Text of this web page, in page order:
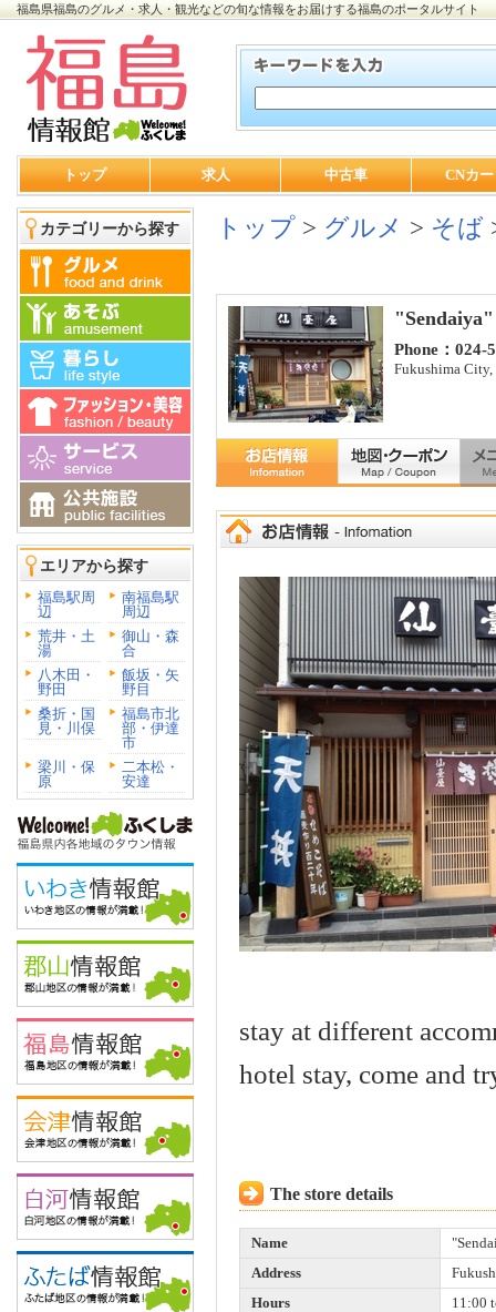
福島県福島のグルメ・求人・観光などの旬な情報をお届けする福島のポータルサイト
トップ 求人 中古車 CNカ
カテゴリーから探す
エリアから探す
福島駅周
辺
南福島駅
周辺
荒井・土
湯
御山・森
合
八木田・
野田
飯坂・矢
野目
桑折・国
見・川俣
福島市北
部・伊達
市
梁川・保
原
二本松・
安達
トップ > グルメ > そば
"Sendaiya"
Phone：024-
Fukushima
stay at different
hotel stay, come and
The store details
Name
Address
Hours
11:00